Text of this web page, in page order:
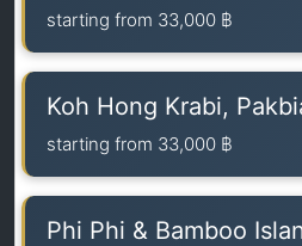
starting from 33,000 ฿
Koh Hong Krabi,
starting from 33,000 ฿
Phi Phi & Bamboo